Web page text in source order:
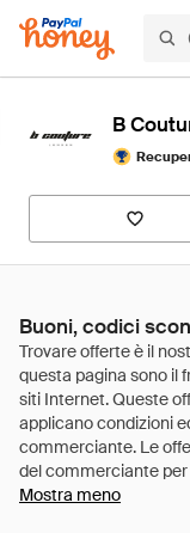
B
Buoni, codici
Mostra meno